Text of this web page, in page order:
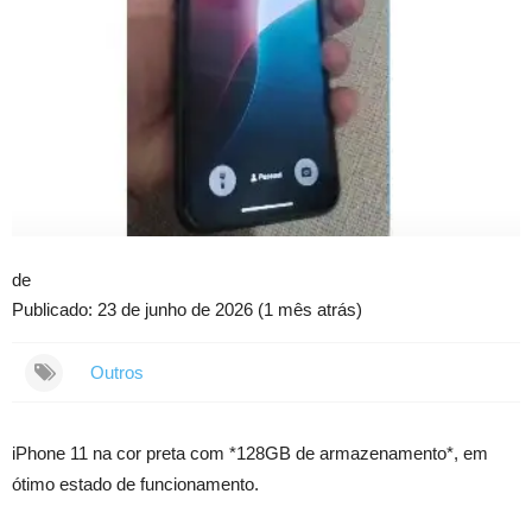
de
Publicado: 23 de junho de 2026 (1 mês atrás)
Outros
iPhone 11 na cor preta com *128GB de armazenamento*, em
ótimo estado de funcionamento.